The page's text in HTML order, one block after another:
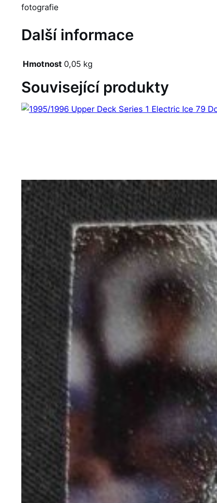
fotografie
Další informace
Hmotnost 0,05 kg
Související produkty